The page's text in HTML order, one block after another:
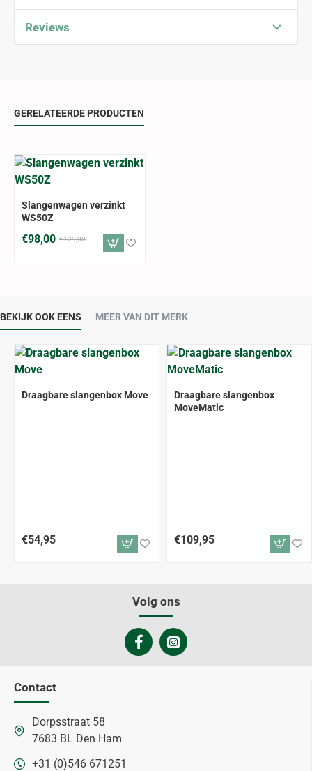
Reviews
GERELATEERDE PRODUCTEN
ALLEEN AFHALEN
Slangenwagen verzinkt
WS50Z
€98,00 €129,00
BEKIJK OOK EENS MEER VAN DIT MERK
Draagbare slangenbox Move
€54,95
Draagbare slangenbox
MoveMatic
€109,95
Volg ons
Contact
Dorpsstraat 58
7683 BL Den Ham
+31 (0)546 671251